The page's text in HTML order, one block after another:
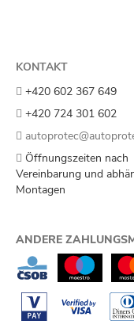
KONTAKT
+420 602 367 649
+420 724 301 602
Öffnungszeiten nach
Vereinbarung und
Montagen
ANDERE